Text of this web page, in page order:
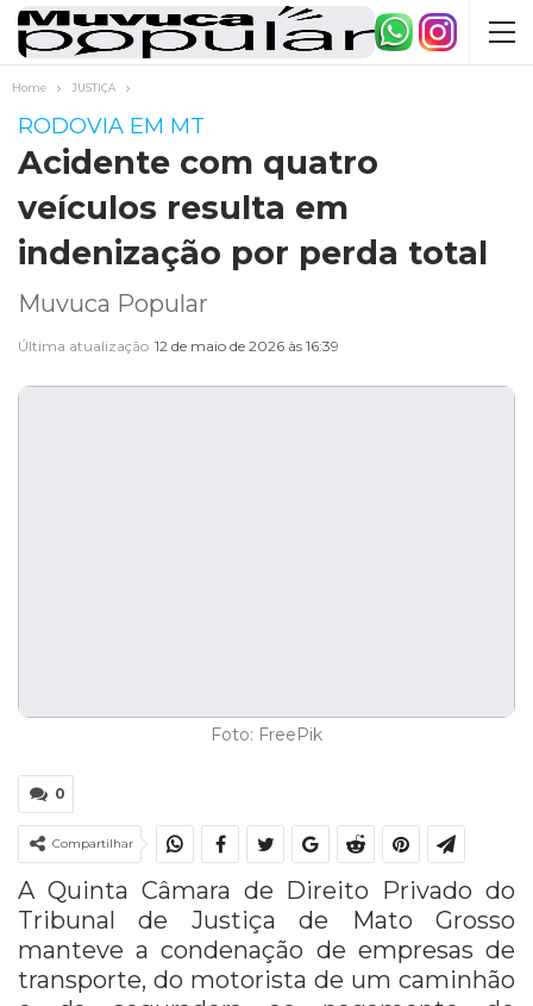
Home JUSTIÇA
RODOVIA EM MT
Acidente com quatro
veículos resulta em
indenização por perda total
Muvuca Popular
Última atualização 12 de maio de 2026 às 16:39
Foto: FreePik
0
Compartilhar
A Quinta Câmara de Direito Privado do
Tribunal de Justiça de Mato Grosso
manteve a condenação de empresas de
transporte, do motorista de um caminhão